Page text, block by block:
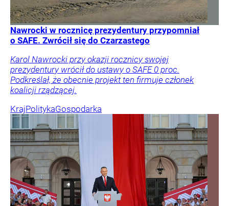
Nawrocki w rocznicę prezydentury przypomniał
o SAFE. Zwrócił się do Czarzastego
Karol Nawrocki przy okazji rocznicy swojej
prezydentury wrócił do ustawy o SAFE 0 proc.
Podkreślał, że obecnie projekt ten firmuje członek
koalicji rządzącej.
KrajPolitykaGospodarka